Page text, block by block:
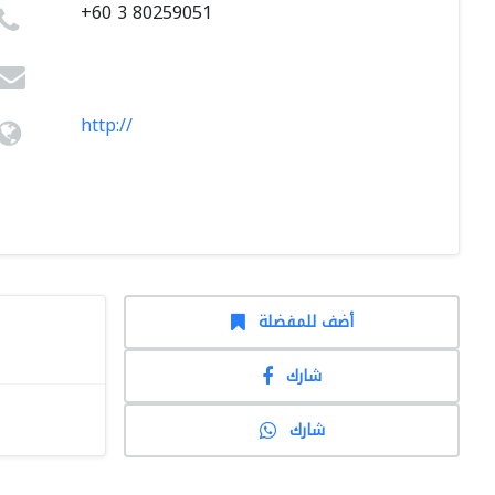
+60 3 80259051
http://
أضف للمفضلة
شارك
شارك